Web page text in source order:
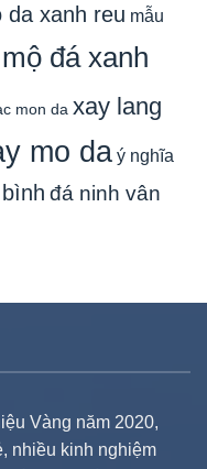
da xanh reu mẫu
mộ đá xanh
mon da xay lang
mo da ý nghĩa
đá ninh vân
Vàng năm 2020,
nhiều kinh nghiệm